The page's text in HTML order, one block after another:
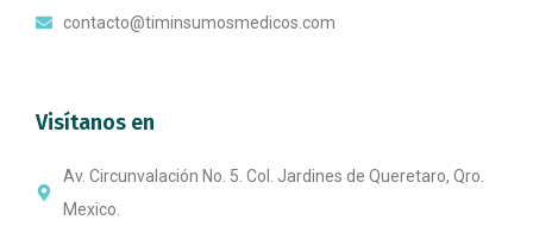
contacto@timinsumosmedicos.com
Visítanos en
Av. Circunvalación No. 5. Col. Jardines de Queretaro, Qro.
Mexico.